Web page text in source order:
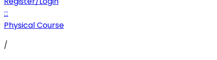
:::
Physical Course
/